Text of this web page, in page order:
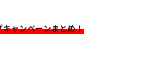
ャンペーンまとめ！